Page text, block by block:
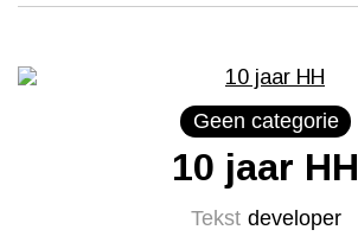
Geen categorie
10 jaar HH
Tekst developer